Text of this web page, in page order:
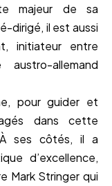
majeur de sa
dirigé, il est aussi
initiateur entre
allemand
pour guider et
dans cette
À ses côtés, il a
d’excellence,
Mark Stringer qui